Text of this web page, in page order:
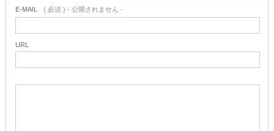
E-MAIL ( 必須 ) - 公開されません -
URL